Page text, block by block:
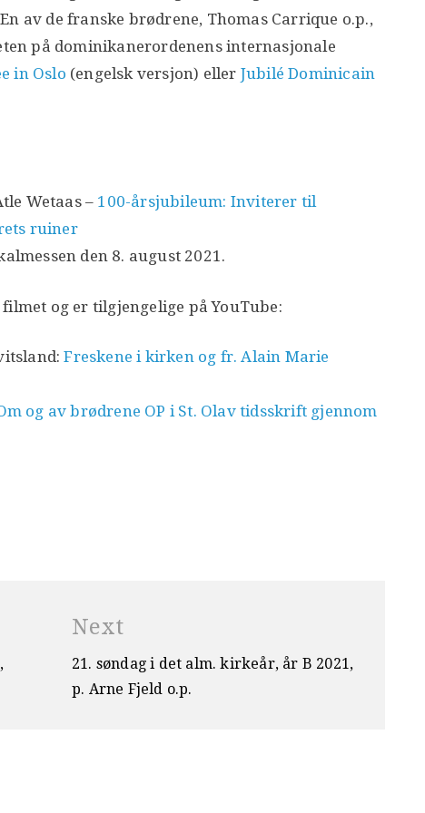
av de franske brødrene, Thomas Carrique o.p.,
på dominikanerordenens internasjonale
in Oslo (engelsk versjon) eller Jubilé Dominicain
Wetaas – 100-årsjubileum: Inviterer til
ruiner
den 8. august 2021.
og er tilgjengelige på YouTube:
Freskene i kirken og fr. Alain Marie
og av brødrene OP i St. Olav tidsskrift gjennom
Next
21. søndag i det alm. kirkeår, år B 2021,
p. Arne Fjeld o.p.